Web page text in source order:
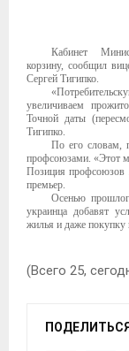
Кабинет
корзину, сообщил
Сергей Тигипко.
увеличиваем
Точной даты
Тигипко.
По его словам,
профсоюзами. «Этот
Позиция
премьер.
Осенью
украинца добавят
жилья и даже
(Всего 25,
ПОДЕЛИТЬСЯ